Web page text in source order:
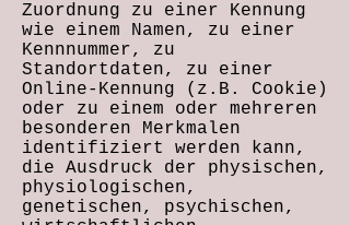
Zuordnung zu einer Kennung
wie einem Namen, zu einer
Kennnummer, zu
Standortdaten, zu einer
Online-Kennung (z.B. Cookie)
oder zu einem oder mehreren
besonderen Merkmalen
identifiziert werden kann,
die Ausdruck der physischen,
physiologischen,
genetischen, psychischen,